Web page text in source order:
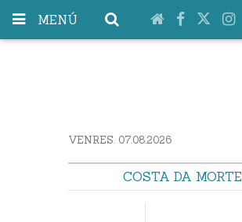
MENÚ
VENRES. 07.08.2026
COSTA DA MORTE